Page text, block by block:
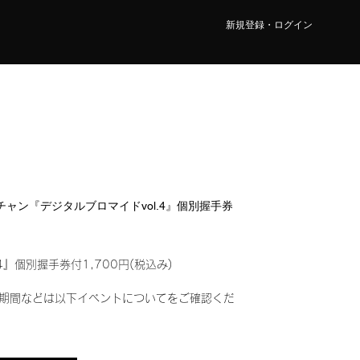
新規登録・ログイン
ャン『デジタルブロマイドvol.4』個別握手券
』個別握手券付1,700円(税込み)
間などは以下イベントについてをご確認くだ